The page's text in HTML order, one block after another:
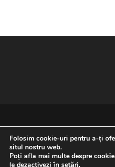
REVENIRE LA
Folosim cookie-uri pentru a-ți
situl nostru web.
Poți afla mai multe despre
le dezactivezi în setări.